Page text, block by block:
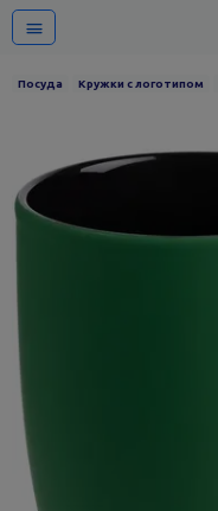
Посуда Кружки с логотипом